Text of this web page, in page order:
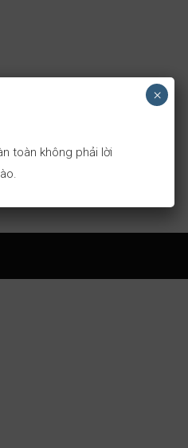
toàn không phải lời
×